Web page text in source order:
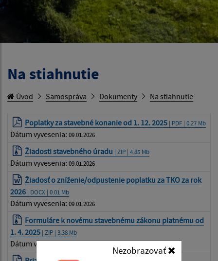
Nezobrazovať
Na stiahnutie
Úvod Samospráva Dokumenty Na stiahnutie
Poplatky za stavebné konanie od 1. 12. 2025 | PDF | 0.27 Mb
Dátum vyvesenia: 09.01.2026
Žiadosti stavebného úradu | ZIP | 4.85 Mb
Dátum vyvesenia: 09.01.2026
Žiadosť o zníženie/odpustenie poplatku za TKO za rok
2026 | DOCX | 0.01 Mb
Dátum vyvesenia: 09.01.2026
Formuláre k novému stavebnému zákonu platnému od
1. 4. 2025 | ZIP | 3.38 Mb
Dátum vyvesenia: